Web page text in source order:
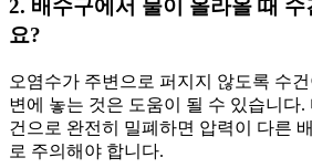
2. 배수구에서 물이 올라올 때
요?
오염수가 주변으로 퍼지지 않도록 수
변에 놓는 것은 도움이 될 수 있습니다
건으로 완전히 밀폐하면 압력이 다른
로 주의해야 합니다.